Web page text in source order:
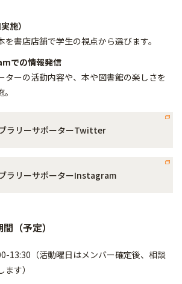
施）
書店店舗で学生の視点から選びます。
での情報発信
ーの活動内容や、本や図書館の楽しさを
。
ラリーサポーターTwitter
ラリーサポーターInstagram
（予定）
13:30（活動曜日はメンバー確定後、相談
す）